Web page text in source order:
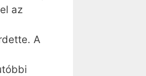
az
A